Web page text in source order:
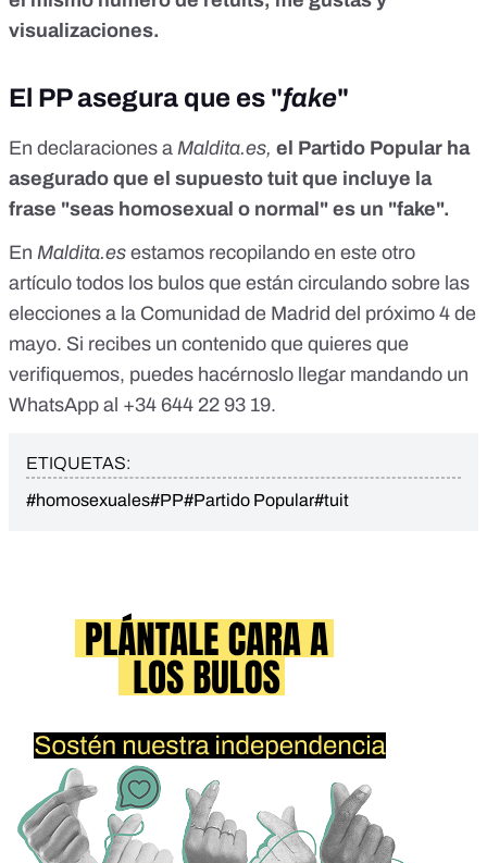
visualizaciones.
El PP asegura que es "fake"
En declaraciones a Maldita.es, el Partido Popular ha
asegurado que el supuesto tuit que incluye la
frase "seas homosexual o normal" es un "fake".
En Maldita.es estamos recopilando en este otro
artículo todos los bulos que están circulando sobre las
elecciones a la Comunidad de Madrid del próximo 4 de
mayo. Si recibes un contenido que quieres que
verifiquemos, puedes hacérnoslo llegar mandando un
WhatsApp al +34 644 22 93 19.
ETIQUETAS:
#homosexuales#PP#Partido Popular#tuit